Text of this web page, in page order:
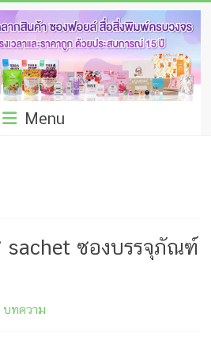
Menu
sachet ซองบรรจุภัณฑ์
บทความ